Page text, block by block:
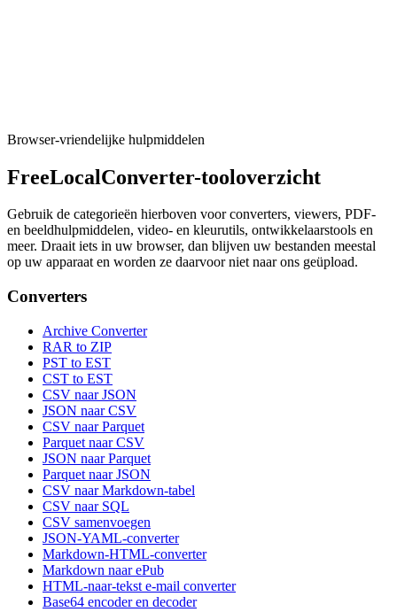
Browser-vriendelijke hulpmiddelen
FreeLocalConverter-tooloverzicht
Gebruik de categorieën hierboven voor converters, viewers, PDF-
en beeldhulpmiddelen, video- en kleurutils, ontwikkelaarstools en
meer. Draait iets in uw browser, dan blijven uw bestanden meestal
op uw apparaat en worden ze daarvoor niet naar ons geüpload.
Converters
Archive Converter
RAR to ZIP
PST to EST
CST to EST
CSV naar JSON
JSON naar CSV
CSV naar Parquet
Parquet naar CSV
JSON naar Parquet
Parquet naar JSON
CSV naar Markdown-tabel
CSV naar SQL
CSV samenvoegen
JSON-YAML-converter
Markdown-HTML-converter
Markdown naar ePub
HTML-naar-tekst e-mail converter
Base64 encoder en decoder